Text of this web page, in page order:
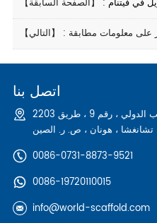
العثور على معلومات مطابقة
اتصل بنا
2203 غرفة ، المبنى الأول ، قصر لونغشامب الدولي ، رقم 9 ، طريق
تشانغشا ، هونان ، ص. ر. الصين
0086-0731-8873-9521
0086-19720110015
info@world-scaffold.com